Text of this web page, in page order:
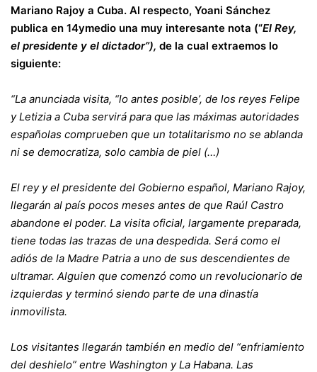
Mariano Rajoy a Cuba. Al respecto, Yoani Sánchez
publica en 14ymedio una muy interesante nota (“El Rey,
el presidente y el dictador”), de la cual extraemos lo
siguiente:
“La anunciada visita, “lo antes posible’, de los reyes Felipe
y Letizia a Cuba servirá para que las máximas autoridades
españolas comprueben que un totalitarismo no se ablanda
ni se democratiza, solo cambia de piel (…)
El rey y el presidente del Gobierno español, Mariano Rajoy,
llegarán al país pocos meses antes de que Raúl Castro
abandone el poder. La visita oficial, largamente preparada,
tiene todas las trazas de una despedida. Será como el
adiós de la Madre Patria a uno de sus descendientes de
ultramar. Alguien que comenzó como un revolucionario de
izquierdas y terminó siendo parte de una dinastía
inmovilista.
Los visitantes llegarán también en medio del “enfriamiento
del deshielo” entre Washington y La Habana. Las